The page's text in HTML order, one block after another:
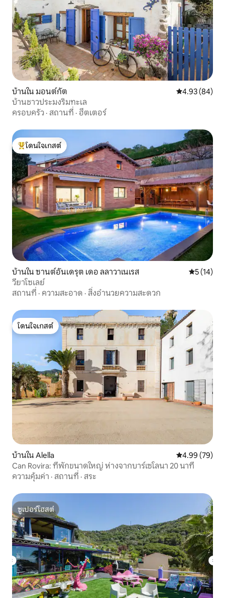
บ้านใน มอนต์กัต คะแนนเฉลี่ย
4.93 (84)
บ้านชาวประมงริมทะเล
ครอบครัว · สถานที่ · ฮีตเตอร์
โดนใจเกสต์ที่สุด
โดนใจเกสต์
บ้านใน ซานต์อันเดรุต เดอ ลลาวาเนเรส คะแนนเฉลี่
5 (14)
วียาโซเลย์
สถานที่ · ความสะอาด · สิ่งอำนวยความสะดวก
โดนใจเกสต์
โดนใจเกสต์
บ้านใน Alella คะแนนเฉลี่ย
4.99 (79)
Can Rovira: ที่พักขนาดใหญ่ ห่างจากบาร์เซโลนา 20 นาที
ความคุ้มค่า · สถานที่ · สระ
ซูเปอร์โฮสต์
ซูเปอร์โฮสต์